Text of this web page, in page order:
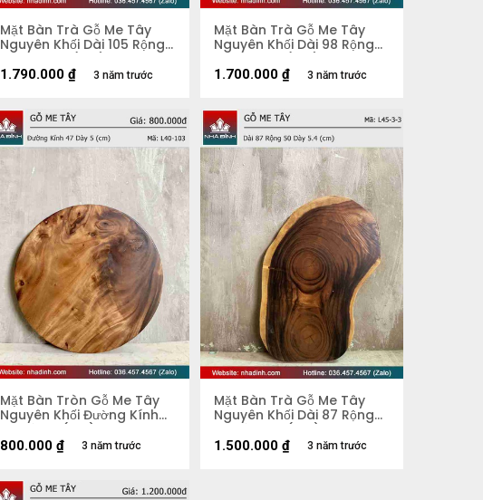
Mặt Bàn Trà Gỗ Me Tây
Nguyên Khối Dài 105 Rộng
58 Dày 5,2 (cm)
3 năm trước
1.790.000 ₫
Mặt Bàn Trà Gỗ Me Tây
Nguyên Khối Dài 98 Rộng
58 Dày 5,3 (cm)
3 năm trước
1.700.000 ₫
Mặt Bàn Tròn Gỗ Me Tây
Nguyên Khối Đường Kính
47 Dày 5 (cm)
3 năm trước
800.000 ₫
Mặt Bàn Trà Gỗ Me Tây
Nguyên Khối Dài 87 Rộng
50 Dày 5,4 (cm)
3 năm trước
1.500.000 ₫